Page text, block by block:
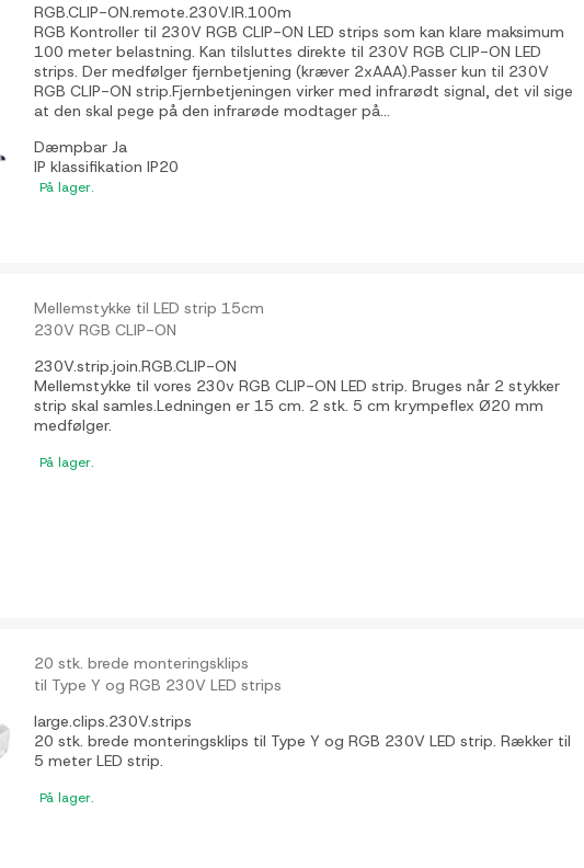
RGB.CLIP-ON.remote.230V.IR.100m
RGB Kontroller til 230V RGB CLIP-ON LED strips som kan klare maksimum
100 meter belastning. Kan tilsluttes direkte til 230V RGB CLIP-ON LED
strips. Der medfølger fjernbetjening (kræver 2xAAA).Passer kun til 230V
RGB CLIP-ON strip.Fjernbetjeningen virker med infrarødt signal, det vil sige
at den skal pege på den infrarøde modtager på...
DæmpbarJa
IP klassifikationIP20
På lager.
Mellemstykke til LED strip 15cm
230V RGB CLIP-ON
230V.strip.join.RGB.CLIP-ON
Mellemstykke til vores 230v RGB CLIP-ON LED strip. Bruges når 2 stykker
strip skal samles.Ledningen er 15 cm. 2 stk. 5 cm krympeflex Ø20 mm
medfølger.
På lager.
20 stk. brede monteringsklips
til Type Y og RGB 230V LED strips
large.clips.230V.strips
20 stk. brede monteringsklips til Type Y og RGB 230V LED strip. Rækker til
5 meter LED strip.
På lager.